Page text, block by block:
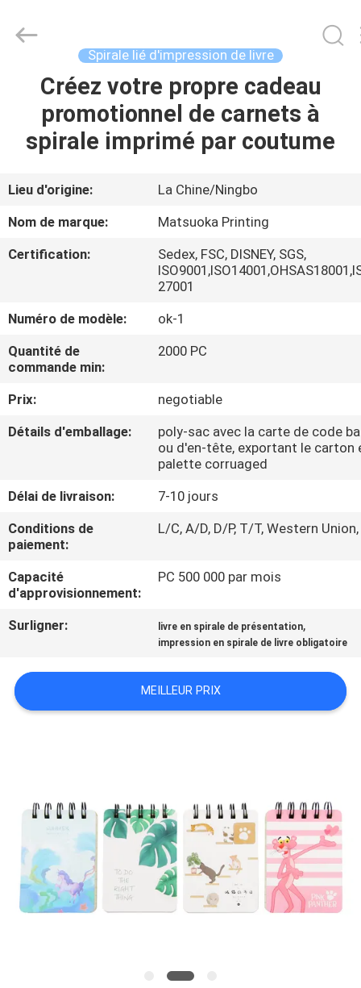
MAISON
PRODUITS
AU
SUJET
DE
VISITE
D'USINE
CONTRÔLE
DE
CONTACTEZ-
NOUS
DEMANDEZ
UNE
CITATION
PLAN
DU
PRIVACY
POLICY
printing
co.,LTD.
Spirale lié d'impression de livre
Créez votre propre cadeau
promotionnel de carnets à
spirale imprimé par coutume
Lieu d'origine:
La Chine/Ningbo
Nom de marque:
Matsuoka Printing
Certification:
Sedex, FSC, DISNEY, SGS,
27001
Numéro de modèle:
ok-1
Quantité de
commande min:
2000 PC
Prix:
negotiable
Détails d'emballage:
poly-sac avec la carte de code
ou d'en-tête, exportant le carton
palette corruaged
Délai de livraison:
7-10 jours
Conditions de
paiement:
L/C, A/D, D/P, T/T, Western Union,
Capacité
d'approvisionnement:
PC 500 000 par mois
Surligner: livre en spirale de présentation,
impression en spirale de livre obligatoire
MEILLEUR PRIX